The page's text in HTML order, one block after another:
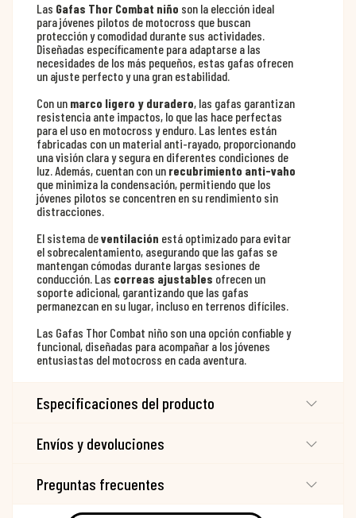
Las Gafas Thor Combat niño son la elección ideal
para jóvenes pilotos de motocross que buscan
protección y comodidad durante sus actividades.
Diseñadas específicamente para adaptarse a las
necesidades de los más pequeños, estas gafas ofrecen
un ajuste perfecto y una gran estabilidad.
Con un marco ligero y duradero, las gafas garantizan
resistencia ante impactos, lo que las hace perfectas
para el uso en motocross y enduro. Las lentes están
fabricadas con un material anti-rayado, proporcionando
una visión clara y segura en diferentes condiciones de
luz. Además, cuentan con un recubrimiento anti-vaho
que minimiza la condensación, permitiendo que los
jóvenes pilotos se concentren en su rendimiento sin
distracciones.
El sistema deventilación está optimizado para evitar
el sobrecalentamiento, asegurando que las gafas se
mantengan cómodas durante largas sesiones de
conducción. Las correas ajustables ofrecen un
soporte adicional, garantizando que las gafas
permanezcan en su lugar, incluso en terrenos difíciles.
Las Gafas Thor Combat niño son una opción confiable y
funcional, diseñadas para acompañar a los jóvenes
entusiastas del motocross en cada aventura.
Especificaciones del producto
Envíos y devoluciones
Preguntas frecuentes